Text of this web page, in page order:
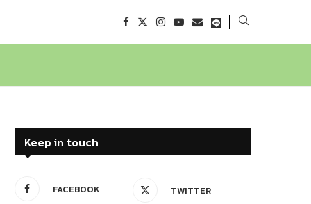
Keep in touch
FACEBOOK TWITTER